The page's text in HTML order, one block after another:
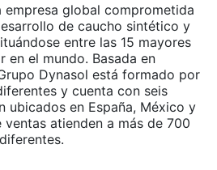
empresa global comprometida
de caucho sintético y
entre las 15 mayores
en el mundo. Basada en
Dynasol está formado por
y cuenta con seis
ubicados en España, México y
ventas atienden a más de 700